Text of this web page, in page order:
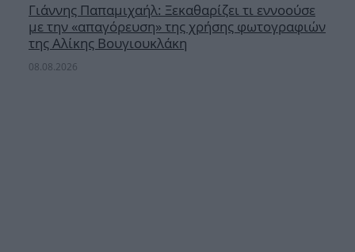
Γιάννης Παπαμιχαήλ: Ξεκαθαρίζει τι εννοούσε
με την «απαγόρευση» της χρήσης φωτογραφιών
της Αλίκης Βουγιουκλάκη
08.08.2026